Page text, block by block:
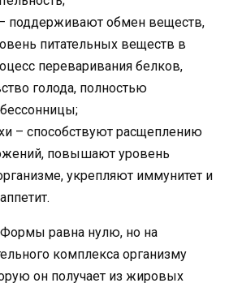
поддерживают обмен веществ,
питательных веществ в
переваривания белков,
голода, полностью
– способствуют расщеплению
повышают уровень
укрепляют иммунитет и
равна нулю, но на
комплекса организму
он получает из жировых